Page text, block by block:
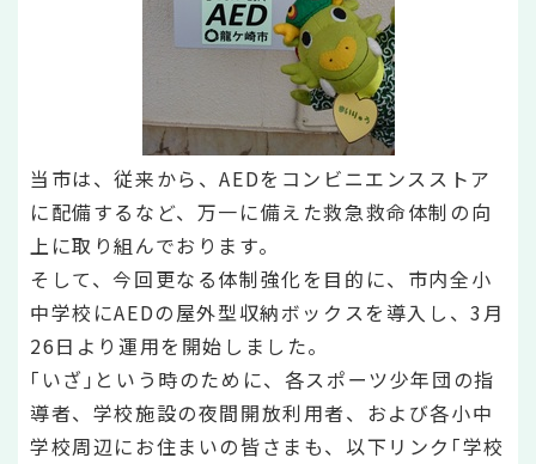
当市は、従来から、AEDをコンビニエンスストア
に配備するなど、万一に備えた救急救命体制の向
上に取り組んでおります。
そして、今回更なる体制強化を目的に、市内全小
中学校にAEDの屋外型収納ボックスを導入し、3月
26日より運用を開始しました。
｢いざ｣という時のために、各スポーツ少年団の指
導者、学校施設の夜間開放利用者、および各小中
学校周辺にお住まいの皆さまも、以下リンク｢学校